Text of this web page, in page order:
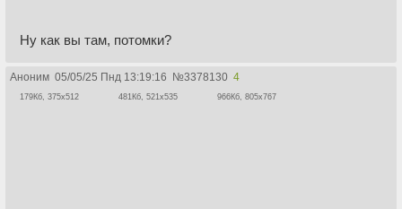
Ну как вы там, потомки?
Аноним 05/05/25 Пнд 13:19:16 №3378130 4
179Кб, 375x512 481Кб, 521x535 966Кб, 805x767